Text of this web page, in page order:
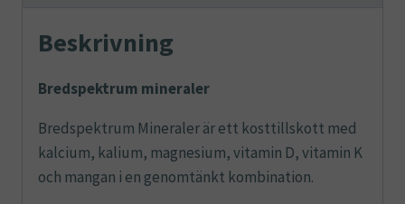
Beskrivning
Bredspektrum mineraler
Bredspektrum Mineraler är ett kosttillskott med
kalcium, kalium, magnesium, vitamin D, vitamin K
och mangan i en genomtänkt kombination.